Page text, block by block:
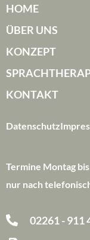
HOME
ÜBER UNS
KONZEPT
KONTAKT
Datenschutz
Termine Montag
nur nach
02261 - 911